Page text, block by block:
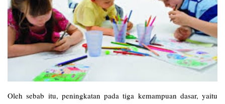
Oleh sebab itu, peningkatan pada tiga kemampuan dasar, yaitu